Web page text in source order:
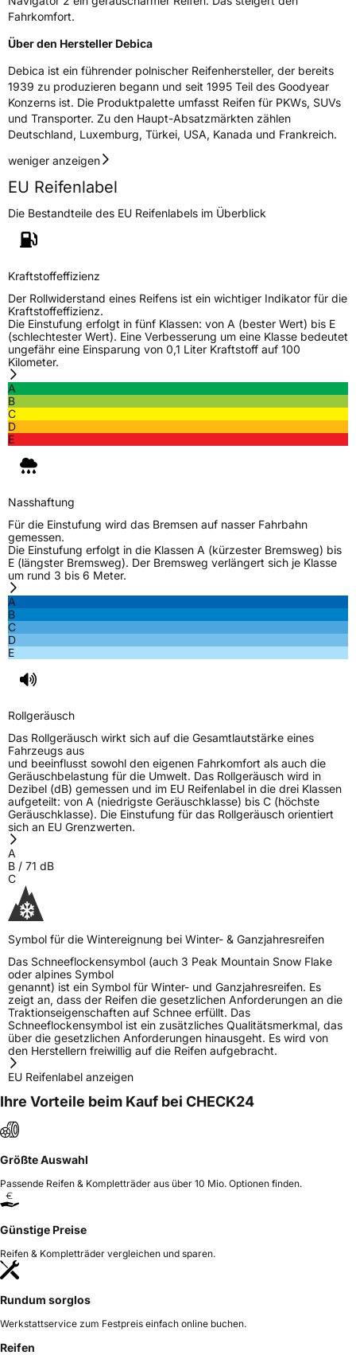
Fahrzeugklasse
C1
3PMSF / Schneeflockensymbol / Alpine-SymbolJa
EisgripNein
EPREL ID
609950
Allgemeine Produktsicherheit (GPSR)
HerstellerkontaktGoodyear S.A. Innovation Center, Avenue
Fahrkomfort.
Über den Hersteller Debica
Debica ist ein führender polnischer Reifenhersteller, der bereits
1939 zu produzieren begann und seit 1995 Teil des Goodyear
Konzerns ist. Die Produktpalette umfasst Reifen für PKWs, SUVs
und Transporter. Zu den Haupt-Absatzmärkten zählen
Deutschland, Luxemburg, Türkei, USA, Kanada und Frankreich.
weniger anzeigen
EU Reifenlabel
Die Bestandteile des EU Reifenlabels im Überblick
Kraftstoffeffizienz
Der Rollwiderstand eines Reifens ist ein wichtiger Indikator für die
Kraftstoffeffizienz.
Die Einstufung erfolgt in fünf Klassen: von A (bester Wert) bis E
(schlechtester Wert). Eine Verbesserung um eine Klasse bedeutet
ungefähr eine Einsparung von 0,1 Liter Kraftstoff auf 100
Kilometer.
A
B
C
D
E
Nasshaftung
Für die Einstufung wird das Bremsen auf nasser Fahrbahn
gemessen.
Die Einstufung erfolgt in die Klassen A (kürzester Bremsweg) bis
E (längster Bremsweg). Der Bremsweg verlängert sich je Klasse
um rund 3 bis 6 Meter.
A
B
C
D
E
Rollgeräusch
Das Rollgeräusch wirkt sich auf die Gesamtlautstärke eines
Fahrzeugs aus
und beeinflusst sowohl den eigenen Fahrkomfort als auch die
Geräuschbelastung für die Umwelt. Das Rollgeräusch wird in
Dezibel (dB) gemessen und im EU Reifenlabel in die drei Klassen
aufgeteilt: von A (niedrigste Geräuschklasse) bis C (höchste
Geräuschklasse). Die Einstufung für das Rollgeräusch orientiert
sich an EU Grenzwerten.
A
B / 71 dB
C
Symbol für die Wintereignung bei Winter- & Ganzjahresreifen
Das Schneeflockensymbol (auch 3 Peak Mountain Snow Flake
oder alpines Symbol
genannt) ist ein Symbol für Winter- und Ganzjahresreifen. Es
zeigt an, dass der Reifen die gesetzlichen Anforderungen an die
Traktionseigenschaften auf Schnee erfüllt. Das
Schneeflockensymbol ist ein zusätzliches Qualitätsmerkmal, das
über die gesetzlichen Anforderungen hinausgeht. Es wird von
den Herstellern freiwillig auf die Reifen aufgebracht.
EU Reifenlabel anzeigen
Ihre Vorteile beim Kauf bei CHECK24
Größte Auswahl
Passende Reifen & Kompletträder aus über 10 Mio. Optionen finden.
Günstige Preise
Reifen & Kompletträder vergleichen und sparen.
Rundum sorglos
Werkstattservice zum Festpreis einfach online buchen.
Reifen